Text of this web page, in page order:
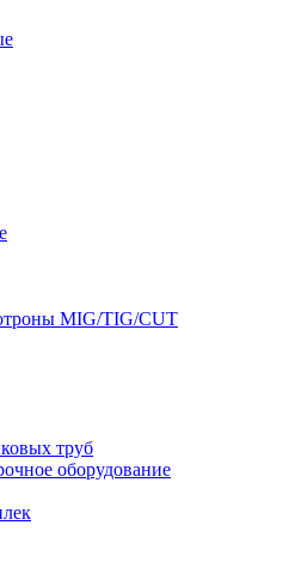
MIG/TIG/CUT
труб
оборудование